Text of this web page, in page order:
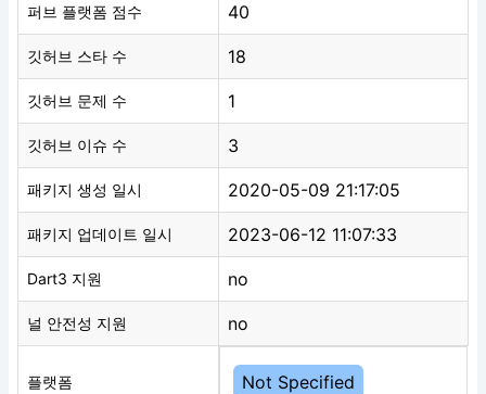
퍼브 플랫폼 점수 40
깃허브 스타 수 18
깃허브 문제 수 1
깃허브 이슈 수 3
패키지 생성 일시 2020-05-09 21:17:05
패키지 업데이트 일시 2023-06-12 11:07:33
Dart3 지원 no
널 안전성 지원 no
플랫폼 Not Specified